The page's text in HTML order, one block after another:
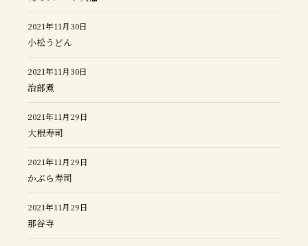
2021年11月30日
小松うどん
2021年11月30日
治部煮
2021年11月29日
大根寿司
2021年11月29日
かぶら寿司
2021年11月29日
那谷寺